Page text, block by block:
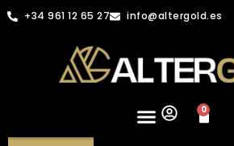
+34 961 12 65 27 info@altergold.es
0